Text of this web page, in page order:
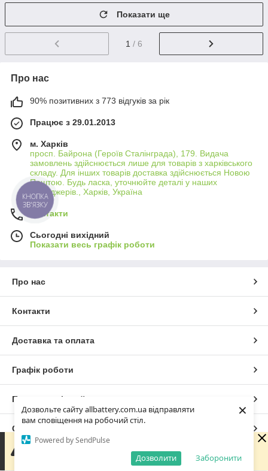
Дозвольте сайту allbattery.com.ua відправляти
вам сповіщення на робочий стіл.
Powered by SendPulse
Заборонити
Дозволити
×
Показати ще
1 / 6
Про нас
90% позитивних з 773 відгуків за рік
Працює з 29.01.2013
м. Харків
просп. Байрона (Героїв Сталінграда), 179. Видача
замовлень здійснюється лише для товарів з харківського
складу. Для інших товарів доставка здійснюється Новою
Поштою. Будь ласка, уточнюйте деталі у наших
менеджерів., Харків, Україна
Контакти
Сьогодні вихідний
Показати весь графік роботи
Про нас
Контакти
Доставка та оплата
Графік роботи
Повна версія сайту
Сайт створено на маркетплейсі
Політика конфіденційності
Зараз у компанії неробочий час. Замовлення та
повідомлення будуть оброблені з 09:00 найближчого
робочого дня (завтра, 10.08).
КНОПКА
ЗВ'ЯЗКУ